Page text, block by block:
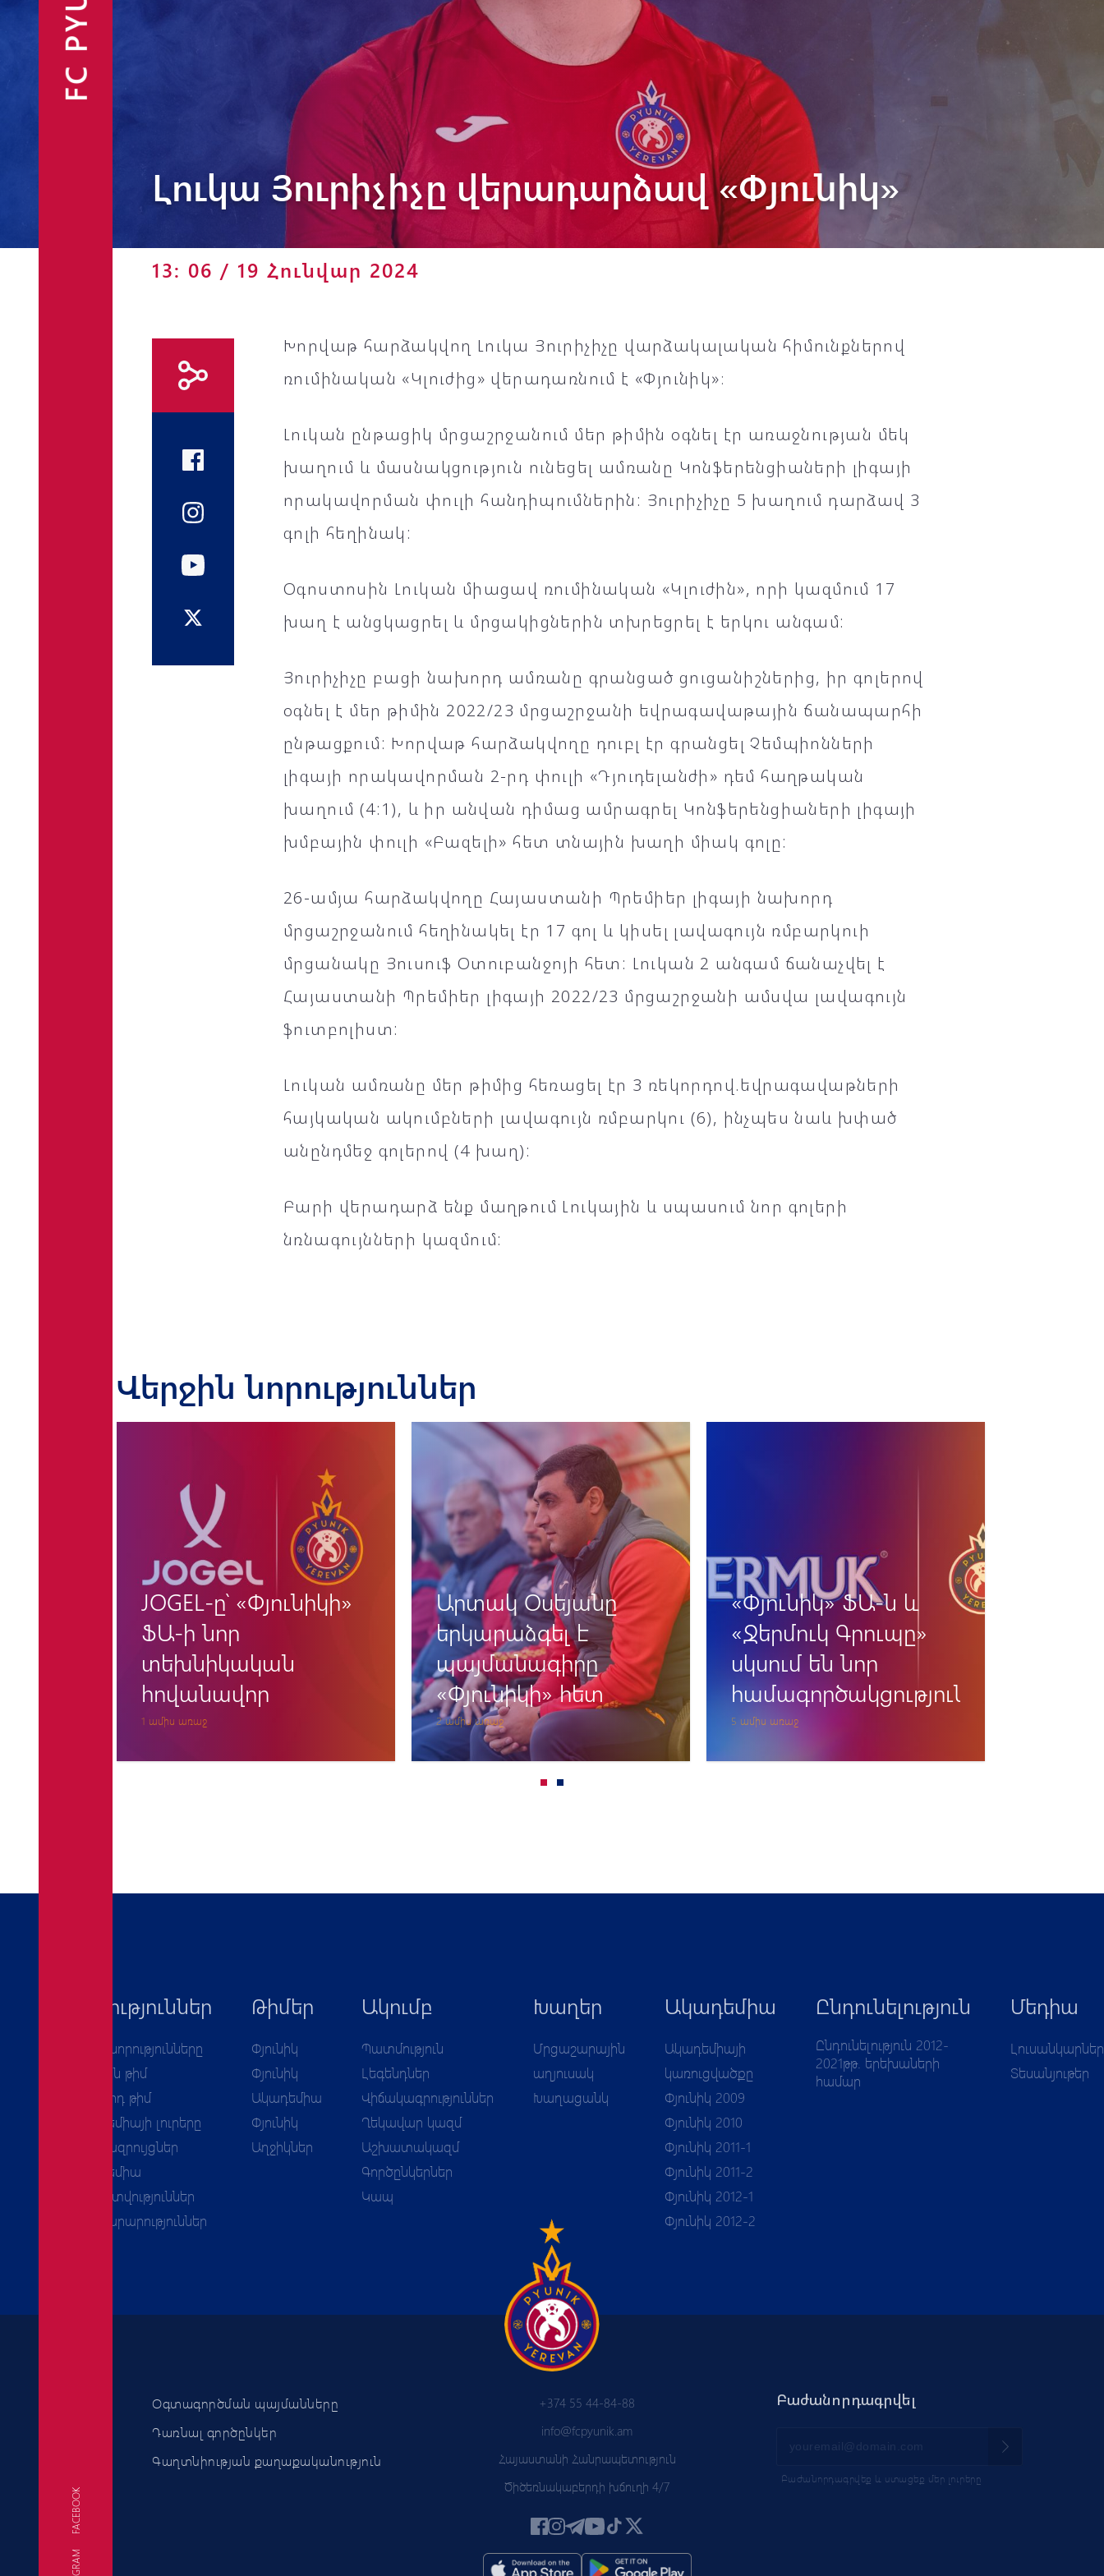
FACEBOOK
Փյունիկ 2012-2
Լուկա Յուրիչիչը վերադարձավ «Փյունիկ»
13: 06 / 19 Հունվար 2024
Խորվաթ հարձակվող Լուկա Յուրիչիչը վարձակալական հիմունքներով
ռումինական «Կլուժից» վերադառնում է «Փյունիկ»։
Լուկան ընթացիկ մրցաշրջանում մեր թիմին օգնել էր առաջնության մեկ
խաղում և մասնակցություն ունեցել ամռանը Կոնֆերենցիաների լիգայի
որակավորման փուլի հանդիպումներին: Յուրիչիչը 5 խաղում դարձավ 3
գոլի հեղինակ:
Օգոստոսին Լուկան միացավ ռումինական «Կլուժին», որի կազմում 17
խաղ է անցկացրել և մրցակիցներին տխրեցրել է երկու անգամ:
Յուրիչիչը բացի նախորդ ամռանը գրանցած ցուցանիշներից, իր գոլերով
օգնել է մեր թիմին 2022/23 մրցաշրջանի եվրագավաթային ճանապարհի
ընթացքում: Խորվաթ հարձակվողը դուբլ էր գրանցել Չեմպիոնների
լիգայի որակավորման 2-րդ փուլի «Դյուդելանժի» դեմ հաղթական
խաղում (4:1), և իր անվան դիմաց ամրագրել Կոնֆերենցիաների լիգայի
խմբային փուլի «Բազելի» հետ տնային խաղի միակ գոլը:
26-ամյա հարձակվողը Հայաստանի Պրեմիեր լիգայի նախորդ
մրցաշրջանում հեղինակել էր 17 գոլ և կիսել լավագույն ռմբարկուի
մրցանակը Յուսուֆ Օտուբանջոյի հետ: Լուկան 2 անգամ ճանաչվել է
Հայաստանի Պրեմիեր լիգայի 2022/23 մրցաշրջանի ամսվա լավագույն
ֆուտբոլիստ:
Լուկան ամռանը մեր թիմից հեռացել էր 3 ռեկորդով.եվրագավաթների
հայկական ակումբների լավագույն ռմբարկու (6), ինչպես նաև խփած
անընդմեջ գոլերով (4 խաղ):
Բարի վերադարձ ենք մաղթում Լուկային և սպասում նոր գոլերի
նռնագույնների կազմում:
Վերջին նորություններ
2 ամիս առաջ
Արտակ Օսեյանը
երկարաձգել է
պայմանագիրը
«Փյունիկի» հետ
5 ամիս առաջ
«Փյունիկ» ՖԱ-ն և
«Ջերմուկ Գրուպը»
սկսում են նոր
համագործակցություն
5 ամիս առաջ
Ֆասթ Բանկը՝
«Փյունիկի» նոր
տիտղոսային
հովանավորն է
Նորություններ
Բոլոր նորությունները
Առաջին թիմ
Երկրորդ թիմ
Ակադեմիայի լուրերը
Հարցազրույցներ
Ակադեմիա
Հաշվետվություններ
Հայտարարություններ
Թիմեր
Փյունիկ
Փյունիկ
Ակադեմիա
Փյունիկ
Աղջիկներ
Ակումբ
Պատմություն
Լեգենդներ
Վիճակագրություններ
Ղեկավար կազմ
Աշխատակազմ
Գործընկերներ
Կապ
Խաղեր
Մրցաշարային
աղյուսակ
Խաղացանկ
Ակադեմիա
Ակադեմիայի
կառուցվածքը
Փյունիկ 2009
Փյունիկ 2010
Փյունիկ 2011-1
Փյունիկ 2011-2
Փյունիկ 2012-1
Փյունիկ 2012-2
Ընդունելություն
Ընդունելություն 2012-
2021թթ. երեխաների
համար
Մեդիա
Լուսանկարներ
Տեսանյութեր
Օգտագործման պայմանները
Դառնալ գործընկեր
Գաղտնիության քաղաքականություն
+374 55 44-84-88
info@fcpyunik.am
Հայաստանի Հանրապետություն
Ծիծեռնակաբերդի խճուղի 4/7
Բաժանորդագրվել
Բաժանորդագրվեք և ստացեք մեր լուրերը